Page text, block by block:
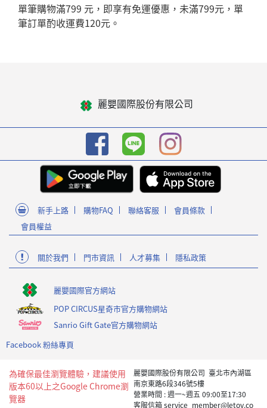
單筆購物滿799 元，即享有免運優惠，未滿799元，單
筆訂單酌收運費120元。
麗嬰國際股份有限公司
新手上路 購物FAQ 聯絡客服
會員條款
會員權益
關於我們 門市資訊 人才募集 隱私政策
麗嬰國際官方網站
POP CIRCUS星奇市官方購物網站
Sanrio Gift Gate官方購物網站
Facebook 粉絲專頁
為確保最佳瀏覽體驗，建議使用
版本60以上之Google Chrome瀏
覽器
麗嬰國際股份有限公司 臺北市內湖區
南京東路6段346號5樓
營業時間 : 週一~週五 09:00至17:30
客服信箱 service_member@letoy.co